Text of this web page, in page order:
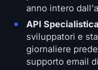
anno intero
API
sviluppatori e
giornaliere
supporto email